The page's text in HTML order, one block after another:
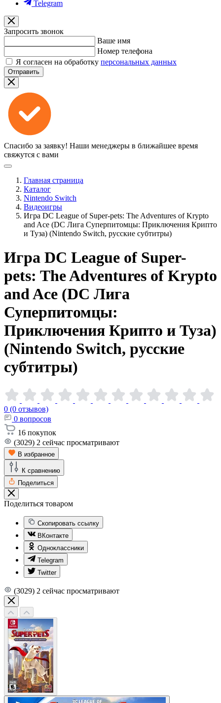
Telegram
Запросить звонок
Ваше имя
Номер телефона
Я согласен на обработку персональных данных
Отправить
Спасибо за заявку! Наши менеджеры в ближайшее время
свяжутся с вами
Главная страница
Каталог
Nintendo Switch
Видеоигры
Игра DC League of Super-pets: The Adventures of Krypto
and Ace (DC Лига Суперпитомцы: Приключения Крипто
и Туза) (Nintendo Switch, русские субтитры)
Игра DC League of Super-
pets: The Adventures of Krypto
and Ace (DC Лига
Суперпитомцы:
Приключения Крипто и Туза)
(Nintendo Switch, русские
субтитры)
0 (0 отзывов)
0 вопросов
16 покупок
(3029) 2 сейчас просматривают
В избранное
К сравнению
Поделиться
Поделиться товаром
Скопировать ссылку
ВКонтакте
Одноклассники
Telegram
Twitter
(3029) 2 сейчас просматривают